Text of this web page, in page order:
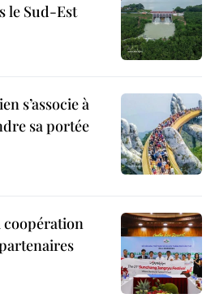
le Sud-Est
s’associe à
sa portée
coopération